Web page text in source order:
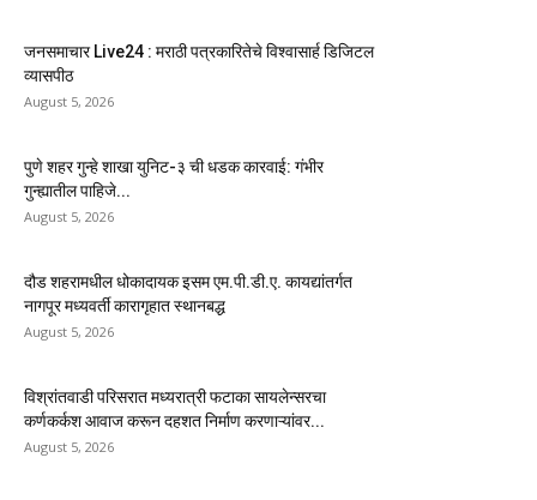
जनसमाचार Live24 : मराठी पत्रकारितेचे विश्वासार्ह डिजिटल
व्यासपीठ
August 5, 2026
पुणे शहर गुन्हे शाखा युनिट-३ ची धडक कारवाई: गंभीर
गुन्ह्यातील पाहिजे...
August 5, 2026
दौड शहरामधील धोकादायक इसम एम.पी.डी.ए. कायद्यांतर्गत
नागपूर मध्यवर्ती कारागृहात स्थानबद्ध
August 5, 2026
विश्रांतवाडी परिसरात मध्यरात्री फटाका सायलेन्सरचा
कर्णकर्कश आवाज करून दहशत निर्माण करणाऱ्यांवर...
August 5, 2026